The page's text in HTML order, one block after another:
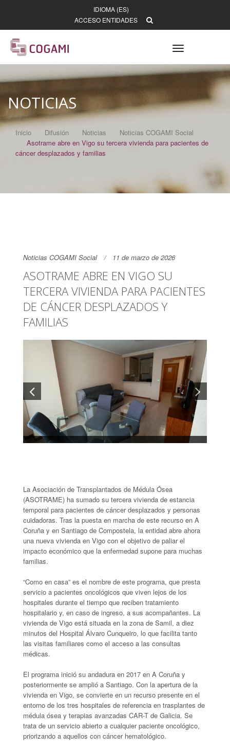
IDIOMA (ES)
ACCESO ENTIDADES
Toggle
navigation
NOTICIAS
Inicio Difusión Noticias
Noticias COGAMI Social
Asotrame abre en Vigo su tercera vivienda para pacientes de
cáncer desplazados y familias
Noticias COGAMI Social 11 de marzo de 2026
ASOTRAME ABRE EN VIGO SU
TERCERA VIVIENDA PARA PACIENTES
DE CÁNCER DESPLAZADOS Y
FAMILIAS
La Asociación de Transplantados de Médula Ósea
(ASOTRAME) ha sumado su tercera vivienda de estancia
temporal para pacientes de cáncer desplazados y personas
cuidadoras. Tras la puesta en marcha de este recurso en A
Coruña y en Santiago de Compostela, la entidad abre ahora
una nueva vivienda en Vigo con el objetivo de paliar el
impacto económico que la enfermedad supone para muchas
familias.
“Como en casa” es el nombre de este programa, que presta
servicio a pacientes oncológicos que viven lejos de los
hospitales durante el tiempo que reciben tratamiento
hospitalario y, en caso de ingreso, a sus acompañantes. La
vivienda de Vigo está situada en la zona de Samil, a diez
minutos del Hospital Álvaro Cunqueiro, lo que facilita tanto
las visitas familiares como el acceso a las consultas
médicas.
El programa inició su andadura en 2017 en A Coruña y
posteriormente se amplió a Santiago. Con la apertura de la
vivienda en Vigo, se convierte en un recurso presente en el
entorno de los tres hospitales de referencia en trasplantes de
médula ósea y terapias avanzadas CAR-T de Galicia. Se
trata de un servicio abierto a cualquier paciente oncológico,
priorizando a aquellos con cáncer hematológico.